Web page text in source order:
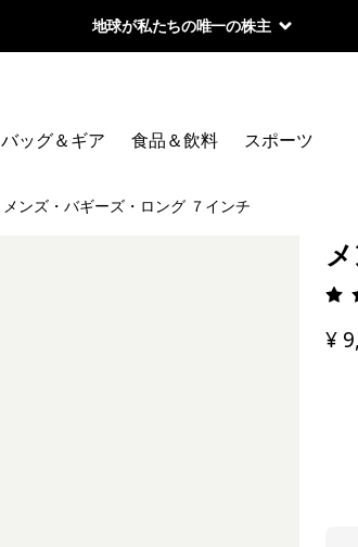
地球が私たちの唯一の株主
バッグ＆ギア 食品＆飲料 スポーツ
メンズ・バギーズ・ロング ７インチ
¥